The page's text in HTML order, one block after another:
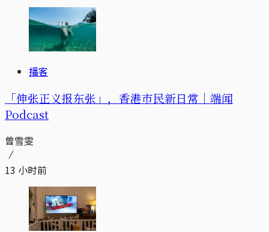
播客
「伸张正义报东张」，香港市民新日常｜端闻
Podcast
曾雪雯
13 小时前